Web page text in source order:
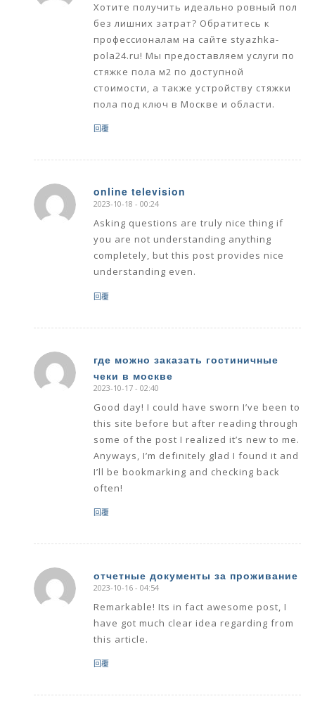
Хотите получить идеально ровный пол
без лишних затрат? Обратитесь к
профессионалам на сайте styazhka-
pola24.ru! Мы предоставляем услуги по
стяжке пола м2 по доступной
стоимости, а также устройству стяжки
пола под ключ в Москве и области.
回覆
online television
says:
2023-10-18 - 00:24
Asking questions are truly nice thing if
you are not understanding anything
completely, but this post provides nice
understanding even.
回覆
где можно заказать гостиничные
чеки в москве
says:
2023-10-17 - 02:40
Good day! I could have sworn I’ve been to
this site before but after reading through
some of the post I realized it’s new to me.
Anyways, I’m definitely glad I found it and
I’ll be bookmarking and checking back
often!
回覆
отчетные документы за проживание
says:
2023-10-16 - 04:54
Remarkable! Its in fact awesome post, I
have got much clear idea regarding from
this article.
回覆